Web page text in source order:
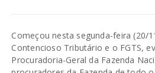
Começou nesta segunda-feira (20/
Contencioso Tributário e o FGTS,
Procuradoria-Geral da Fazenda